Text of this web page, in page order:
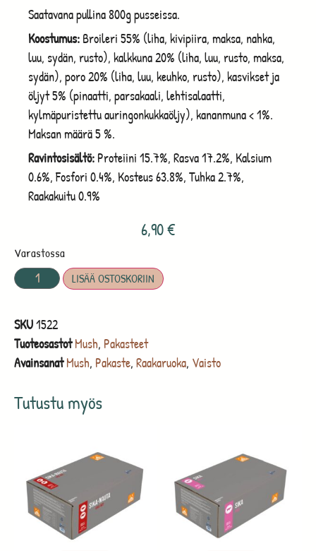
Tutustu myös
Saatavana pullina 800g pusseissa.
Koostumus: Broileri 55% (liha, kivipiira, maksa, nahka,
luu, sydän, rusto), kalkkuna 20% (liha, luu, rusto, maksa,
sydän), poro 20% (liha, luu, keuhko, rusto), kasvikset ja
öljyt 5% (pinaatti, parsakaali, lehtisalaatti,
kylmäpuristettu auringonkukkaöljy), kananmuna < 1%.
Maksan määrä 5 %.
Ravintosisältö: Proteiini 15.7%, Rasva 17.2%, Kalsium
0.6%, Fosfori 0.4%, Kosteus 63.8%, Tuhka 2.7%,
Raakakuitu 0.9%
6,90€
Varastossa
LISÄÄ OSTOSKORIIN
SKU1522
Tuoteosastot Mush, Pakasteet
Avainsanat Mush, Pakaste, Raakaruoka, Vaisto